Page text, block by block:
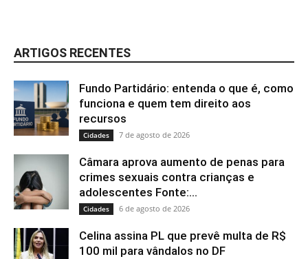
ARTIGOS RECENTES
Fundo Partidário: entenda o que é, como
funciona e quem tem direito aos
recursos
Cidades 7 de agosto de 2026
Câmara aprova aumento de penas para
crimes sexuais contra crianças e
adolescentes Fonte:...
Cidades 6 de agosto de 2026
Celina assina PL que prevê multa de R$
100 mil para vândalos no DF